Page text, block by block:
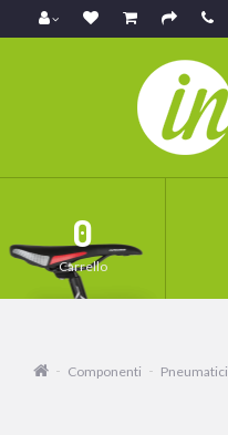
0
Carrello
Componenti Pneumatici